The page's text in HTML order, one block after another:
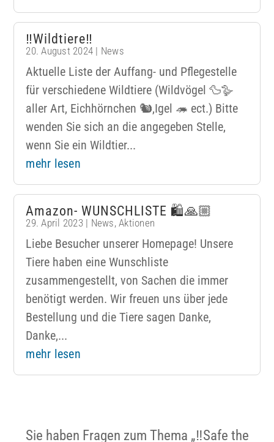
‼️Wildtiere‼️
20. August 2024 | News
Aktuelle Liste der Auffang- und Pflegestelle
für verschiedene Wildtiere (Wildvögel 🦆🪿
aller Art, Eichhörnchen 🐿️,Igel 🦔 ect.) Bitte
wenden Sie sich an die angegeben Stelle,
wenn Sie ein Wildtier...
mehr lesen
Amazon- WUNSCHLISTE 🛍🙏🏼
29. April 2023| News,Aktionen
Liebe Besucher unserer Homepage! Unsere
Tiere haben eine Wunschliste
zusammengestellt, von Sachen die immer
benötigt werden. Wir freuen uns über jede
Bestellung und die Tiere sagen Danke,
Danke,...
mehr lesen
Sie haben Fragen zum Thema „‼️Safe the